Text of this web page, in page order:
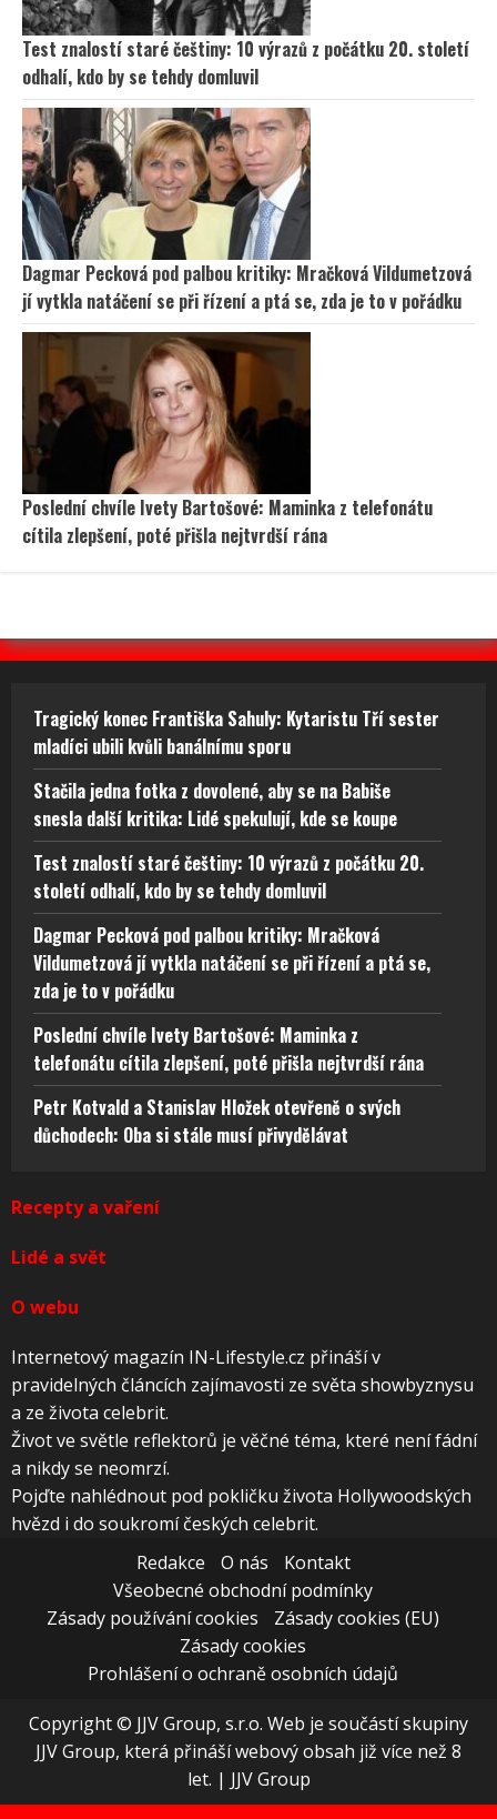
Test znalostí staré češtiny: 10 výrazů z počátku 20. století
odhalí, kdo by se tehdy domluvil
Dagmar Pecková pod palbou kritiky: Mračková Vildumetzová
jí vytkla natáčení se při řízení a ptá se, zda je to v pořádku
Poslední chvíle Ivety Bartošové: Maminka z telefonátu
cítila zlepšení, poté přišla nejtvrdší rána
Tragický konec Františka Sahuly: Kytaristu Tří sester
mladíci ubili kvůli banálnímu sporu
Stačila jedna fotka z dovolené, aby se na Babiše
snesla další kritika: Lidé spekulují, kde se koupe
Test znalostí staré češtiny: 10 výrazů z počátku 20.
století odhalí, kdo by se tehdy domluvil
Dagmar Pecková pod palbou kritiky: Mračková
Vildumetzová jí vytkla natáčení se při řízení a ptá se,
zda je to v pořádku
Poslední chvíle Ivety Bartošové: Maminka z
telefonátu cítila zlepšení, poté přišla nejtvrdší rána
Petr Kotvald a Stanislav Hložek otevřeně o svých
důchodech: Oba si stále musí přivydělávat
Recepty a vaření
Lidé a svět
O webu
Internetový magazín IN-Lifestyle.cz přináší v
pravidelných článcích zajímavosti ze světa showbyznysu
a ze života celebrit.
Život ve světle reflektorů je věčné téma, které není fádní
a nikdy se neomrzí.
Pojďte nahlédnout pod pokličku života Hollywoodských
hvězd i do soukromí českých celebrit.
Redakce
O nás
Kontakt
Všeobecné obchodní podmínky
Zásady používání cookies
Zásady cookies (EU)
Zásady cookies
Prohlášení o ochraně osobních údajů
Copyright © JJV Group, s.r.o. Web je součástí skupiny
JJV Group, která přináší webový obsah již více než 8
let. | JJV Group